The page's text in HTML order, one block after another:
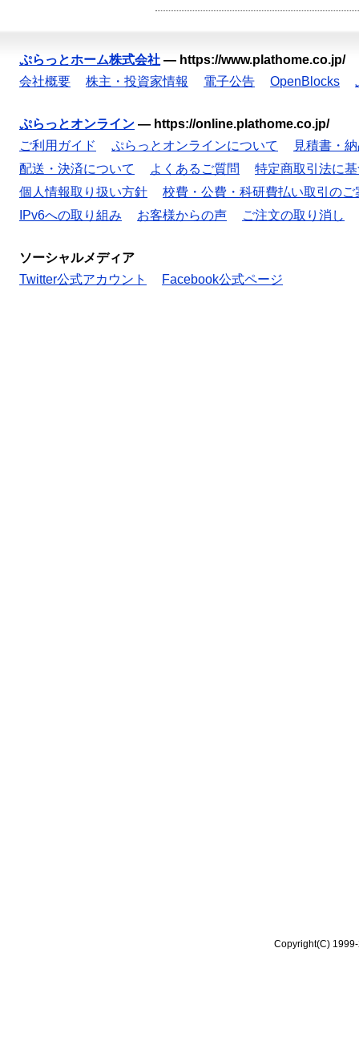
ぷらっとホーム株式会社 — https://www.plathome.co.jp/
会社概要
株主・投資家情報 電子公告 OpenBlocks
ぷらっとオンライン — https://online.plathome.co.jp/
ご利用ガイド
ぷらっとオンラインについて
見積書・
配送・決済について
よくあるご質問
特定商取引法に
個人情報取り扱い方針
校費・公費・科研費払い取引のご
IPv6への取り組み
お客様からの声 ご注文の取り消し
ソーシャルメディア
Twitter公式アカウント
Facebook公式ページ
Copyright(C)